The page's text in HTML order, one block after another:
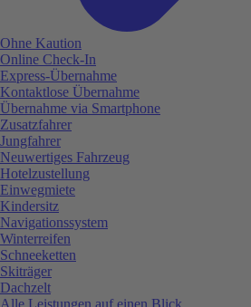
Ohne Kaution
Online Check-In
Express-Übernahme
Kontaktlose Übernahme
Übernahme via Smartphone
Zusatzfahrer
Jungfahrer
Neuwertiges Fahrzeug
Hotelzustellung
Einwegmiete
Kindersitz
Navigationssystem
Winterreifen
Schneeketten
Skiträger
Dachzelt
Alle Leistungen auf einen Blick